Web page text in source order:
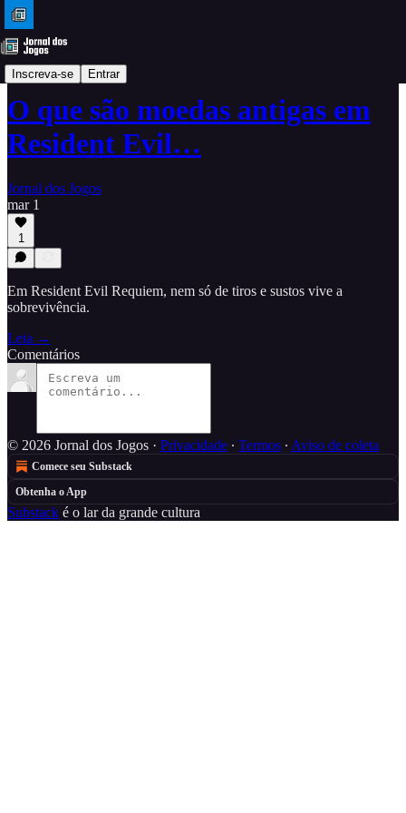
Inscreva-se Entrar
Dicas
O que são moedas antigas em
Resident Evil…
Jornal dos Jogos
mar 1
1
Em Resident Evil Requiem, nem só de tiros e sustos vive a
sobrevivência.
Leia →
Comentários
© 2026 Jornal dos Jogos · Privacidade ∙ Termos ∙ Aviso de coleta
Comece seu Substack
Obtenha o App
Substack é o lar da grande cultura